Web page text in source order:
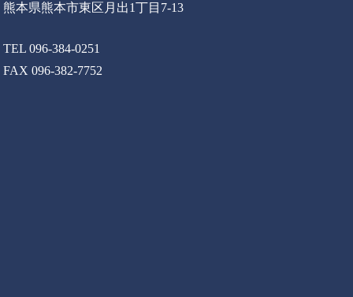
熊本県熊本市東区月出1丁目7-13
TEL 096-384-0251
FAX 096-382-7752